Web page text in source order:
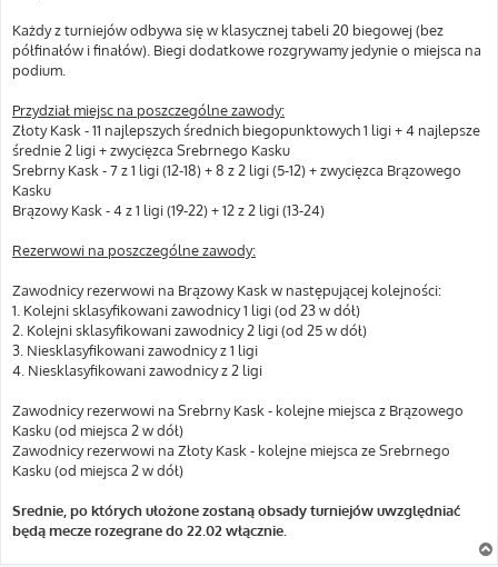
Każdy z turniejów odbywa się w klasycznej tabeli 20 biegowej (bez
półfinałów i finałów). Biegi dodatkowe rozgrywamy jedynie o miejsca na
podium.
Przydział miejsc na poszczególne zawody:
Złoty Kask - 11 najlepszych średnich biegopunktowych 1 ligi + 4 najlepsze
średnie 2 ligi + zwycięzca Srebrnego Kasku
Srebrny Kask - 7 z 1 ligi (12-18) + 8 z 2 ligi (5-12) + zwycięzca Brązowego
Kasku
Brązowy Kask - 4 z 1 ligi (19-22) + 12 z 2 ligi (13-24)
Rezerwowi na poszczególne zawody:
Zawodnicy rezerwowi na Brązowy Kask w następującej kolejności:
1. Kolejni sklasyfikowani zawodnicy 1 ligi (od 23 w dół)
2. Kolejni sklasyfikowani zawodnicy 2 ligi (od 25 w dół)
3. Niesklasyfikowani zawodnicy z 1 ligi
4. Niesklasyfikowani zawodnicy z 2 ligi
Zawodnicy rezerwowi na Srebrny Kask - kolejne miejsca z Brązowego
Kasku (od miejsca 2 w dół)
Zawodnicy rezerwowi na Złoty Kask - kolejne miejsca ze Srebrnego
Kasku (od miejsca 2 w dół)
Srednie, po których ułożone zostaną obsady turniejów uwzględniać
będą mecze rozegrane do 22.02 włącznie.